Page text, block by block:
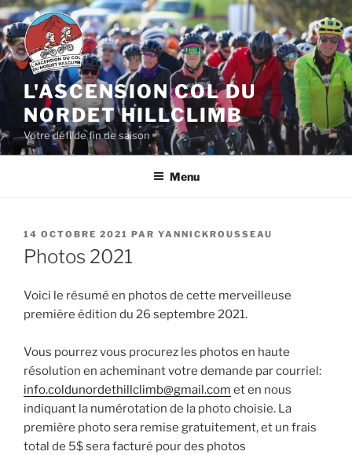
Aller
au
contenu
principal
L'ASCENSION COL DU
NORDET HILLCLIMB
Votre défi de fin de saison
Menu
PUBLIÉ
LE
14 OCTOBRE 2021 PAR YANNICKROUSSEAU
Photos 2021
Voici le résumé en photos de cette merveilleuse
première édition du 26 septembre 2021.
Vous pourrez vous procurez les photos en haute
résolution en acheminant votre demande par courriel:
info.coldunordethillclimb@gmail.com et en nous
indiquant la numérotation de la photo choisie. La
première photo sera remise gratuitement, et un frais
total de 5$ sera facturé pour des photos